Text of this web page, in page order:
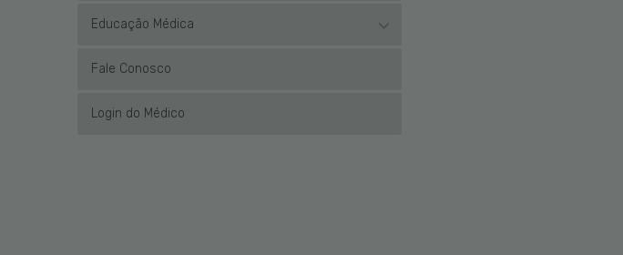
Educação Médica
Fale Conosco
Login do Médico